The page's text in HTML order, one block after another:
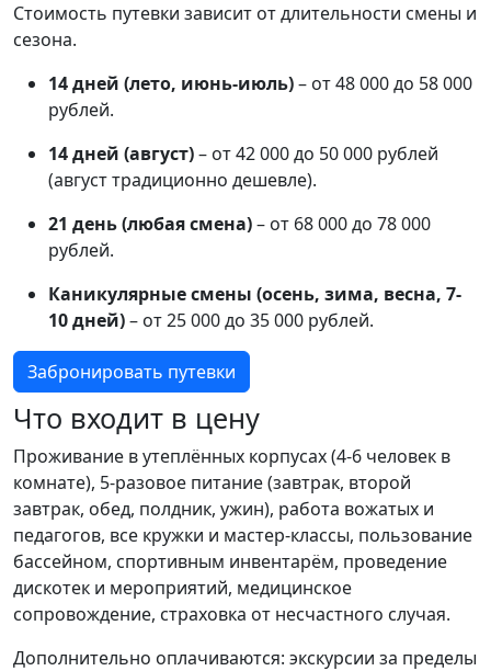
Стоимость путевки зависит от длительности смены и
сезона.
14 дней (лето, июнь-июль)– от 48 000 до 58 000
рублей.
14 дней (август)– от 42 000 до 50 000 рублей
(август традиционно дешевле).
21 день (любая смена)– от 68 000 до 78 000
рублей.
Каникулярные смены (осень, зима, весна, 7-
10 дней)– от 25 000 до 35 000 рублей.
Забронировать путевки
Что входит в цену
Проживание в утеплённых корпусах (4-6 человек в
комнате), 5-разовое питание (завтрак, второй
завтрак, обед, полдник, ужин), работа вожатых и
педагогов, все кружки и мастер-классы, пользование
бассейном, спортивным инвентарём, проведение
дискотек и мероприятий, медицинское
сопровождение, страховка от несчастного случая.
Дополнительно оплачиваются: экскурсии за пределы